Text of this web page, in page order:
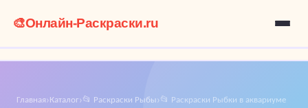
🎨Онлайн-Раскраски.ru
Главная›Каталог›📂 Раскраски Рыбы›📂 Раскраски Рыбки в аквариуме